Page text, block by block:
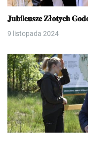
𝐉𝐮𝐛𝐢𝐥𝐞𝐮𝐬𝐳𝐞 𝐙ł𝐨𝐭𝐲𝐜𝐡
9 listopada 2024